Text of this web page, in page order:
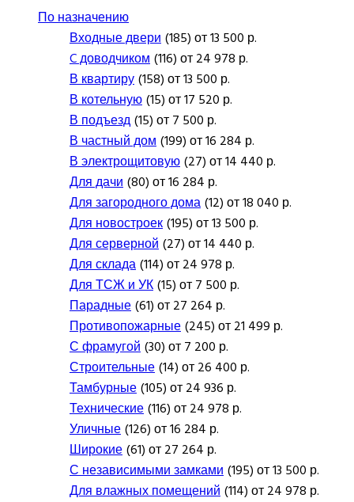
По назначению
Входные двери(185) от 13 500 р.
C доводчиком(116) от 24 978 р.
В квартиру(158) от 13 500 р.
В котельную(15) от 17 520 р.
В подъезд(15) от 7 500 р.
В частный дом(199) от 16 284 р.
В электрощитовую(27) от 14 440 р.
Для дачи(80) от 16 284 р.
Для загородного дома(12) от 18 040 р.
Для новостроек(195) от 13 500 р.
Для серверной(27) от 14 440 р.
Для склада(114) от 24 978 р.
Для ТСЖ и УК(15) от 7 500 р.
Парадные(61) от 27 264 р.
Противопожарные(245) от 21 499 р.
С фрамугой(30) от 7 200 р.
Строительные(14) от 26 400 р.
Тамбурные(105) от 24 936 р.
Технические(116) от 24 978 р.
Уличные(126) от 16 284 р.
Широкие(61) от 27 264 р.
С независимыми замками(195) от 13 500 р.
Для влажных помещений(114) от 24 978 р.